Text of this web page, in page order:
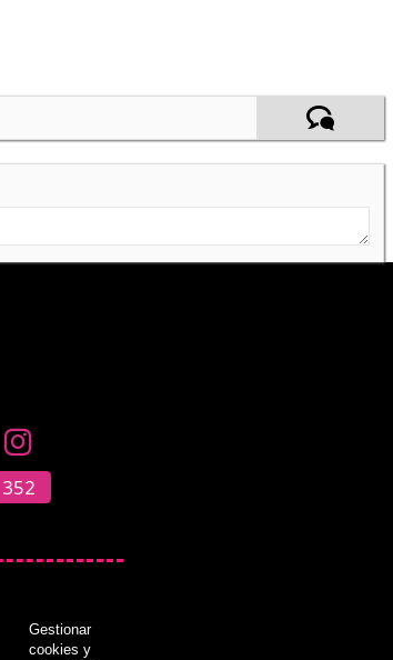
352
Gestionar
cookies y